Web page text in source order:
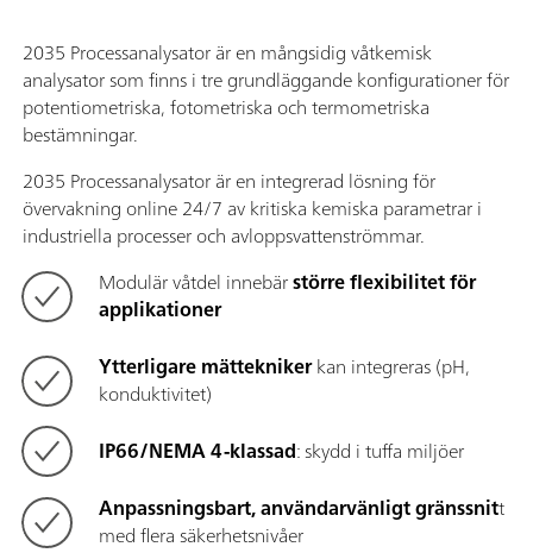
2035 Processanalysator är en mångsidig våtkemisk
analysator som finns i tre grundläggande konfigurationer för
potentiometriska, fotometriska och termometriska
bestämningar.
2035 Processanalysator är en integrerad lösning för
övervakning online 24/7 av kritiska kemiska parametrar i
industriella processer och avloppsvattenströmmar.
Modulär våtdel innebärstörre flexibilitet för
applikationer
Ytterligare mätteknikerkan integreras (pH,
konduktivitet)
IP66/NEMA 4-klassad: skydd i tuffa miljöer
Anpassningsbart, användarvänligt gränssnitt
med flera säkerhetsnivåer